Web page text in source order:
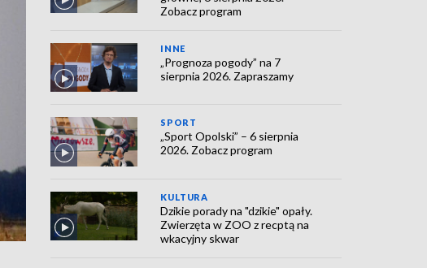
Zobacz program
INNE
„Prognoza pogody” na 7
sierpnia 2026. Zapraszamy
SPORT
„Sport Opolski” – 6 sierpnia
2026. Zobacz program
KULTURA
Dzikie porady na "dzikie" opały.
Zwierzęta w ZOO z recptą na
wkacyjny skwar